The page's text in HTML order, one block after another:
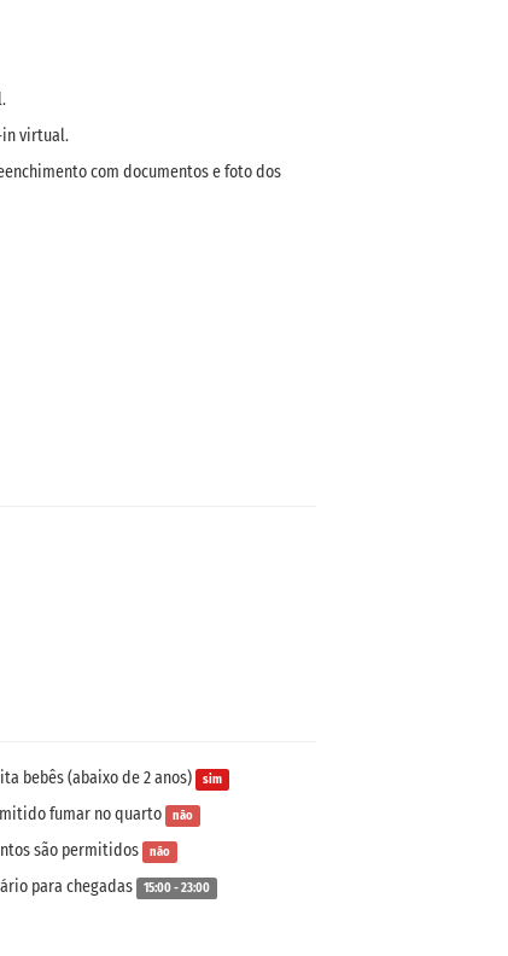
in virtual.
com documentos e foto dos
bebês (abaixo de 2 anos) sim
fumar no quarto não
são permitidos não
para chegadas 15:00 - 23:00